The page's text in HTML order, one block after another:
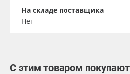
На складе поставщика
Нет
С этим товаром покупают